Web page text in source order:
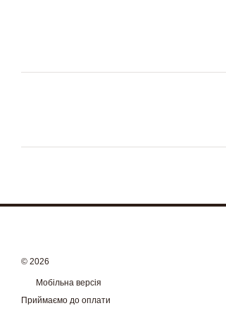
© 2026
Мобільна версія
Приймаємо до оплати